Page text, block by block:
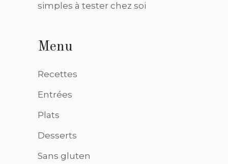
simples à tester chez soi
Menu
Recettes
Entrées
Plats
Desserts
Sans gluten